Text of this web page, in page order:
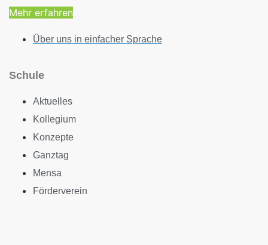
Mehr erfahren
Über uns in einfacher Sprache
Schule
Aktuelles
Kollegium
Konzepte
Ganztag
Mensa
Förderverein